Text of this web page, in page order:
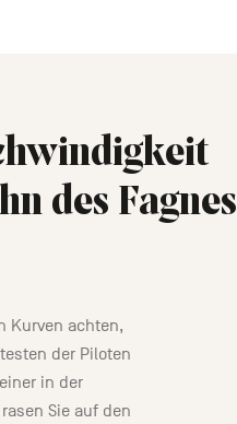
des Fagnes
Kurven achten,
der Piloten
in der
Sie auf den